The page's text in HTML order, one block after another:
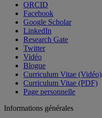
ORCID
Facebook
Google Scholar
LinkedIn
Research Gate
Twitter
Vidéo
Blogue
Curriculum Vitae (Vidéo)
Curriculum Vitae (PDF)
Page personnelle
Informations générales